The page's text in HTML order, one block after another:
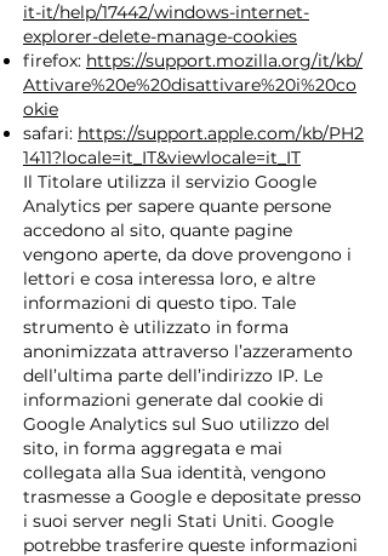
it-it/help/17442/windows-internet-
explorer-delete-manage-cookies
firefox: https://support.mozilla.org/it/kb/
Attivare%20e%20disattivare%20i%20co
okie
safari: https://support.apple.com/kb/PH2
1411?locale=it_IT&viewlocale=it_IT
Il Titolare utilizza il servizio Google
Analytics per sapere quante persone
accedono al sito, quante pagine
vengono aperte, da dove provengono i
lettori e cosa interessa loro, e altre
informazioni di questo tipo. Tale
strumento è utilizzato in forma
anonimizzata attraverso l’azzeramento
dell’ultima parte dell’indirizzo IP. Le
informazioni generate dal cookie di
Google Analytics sul Suo utilizzo del
sito, in forma aggregata e mai
collegata alla Sua identità, vengono
trasmesse a Google e depositate presso
i suoi server negli Stati Uniti. Google
potrebbe trasferire queste informazioni